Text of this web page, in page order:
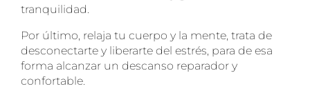
tranquilidad.
Por último, relaja tu cuerpo y la mente, trata de
desconectarte y liberarte del estrés, para de esa
forma alcanzar un descanso reparador y
confortable.